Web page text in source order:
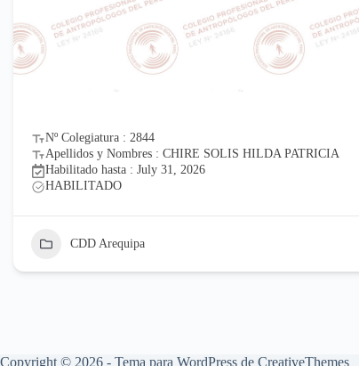
Nº Colegiatura : 2844
Apellidos y Nombres : CHIRE SOLIS HILDA PATRICIA
Habilitado hasta : July 31, 2026
HABILITADO
CDD Arequipa
Copyright © 2026 - Tema para WordPress de CreativeThemes